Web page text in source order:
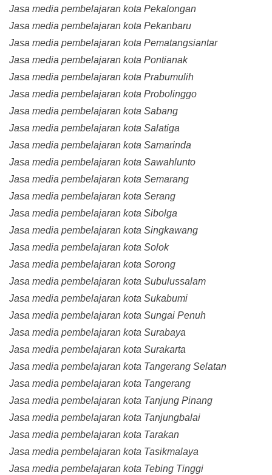
Jasa media pembelajaran kota Pekalongan
Jasa media pembelajaran kota Pekanbaru
Jasa media pembelajaran kota Pematangsiantar
Jasa media pembelajaran kota Pontianak
Jasa media pembelajaran kota Prabumulih
Jasa media pembelajaran kota Probolinggo
Jasa media pembelajaran kota Sabang
Jasa media pembelajaran kota Salatiga
Jasa media pembelajaran kota Samarinda
Jasa media pembelajaran kota Sawahlunto
Jasa media pembelajaran kota Semarang
Jasa media pembelajaran kota Serang
Jasa media pembelajaran kota Sibolga
Jasa media pembelajaran kota Singkawang
Jasa media pembelajaran kota Solok
Jasa media pembelajaran kota Sorong
Jasa media pembelajaran kota Subulussalam
Jasa media pembelajaran kota Sukabumi
Jasa media pembelajaran kota Sungai Penuh
Jasa media pembelajaran kota Surabaya
Jasa media pembelajaran kota Surakarta
Jasa media pembelajaran kota Tangerang Selatan
Jasa media pembelajaran kota Tangerang
Jasa media pembelajaran kota Tanjung Pinang
Jasa media pembelajaran kota Tanjungbalai
Jasa media pembelajaran kota Tarakan
Jasa media pembelajaran kota Tasikmalaya
Jasa media pembelajaran kota Tebing Tinggi